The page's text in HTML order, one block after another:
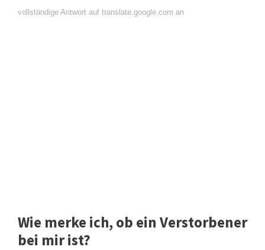
vollständige Antwort auf translate.google.com an
Wie merke ich, ob ein Verstorbener
bei mir ist?